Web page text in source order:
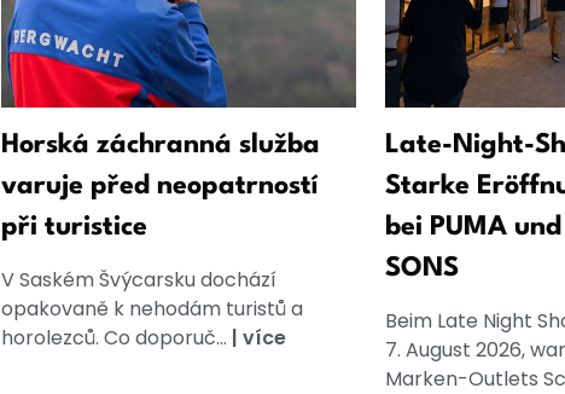
Horská záchranná služba
varuje před neopatrností
při turistice
V Saském Švýcarsku dochází
opakovaně k nehodám turistů a
horolezců. Co doporuč... | více
Late-Night-
Starke
bei PUMA
SONS
Beim Late Night
7. August 2026,
Marken-Outlets